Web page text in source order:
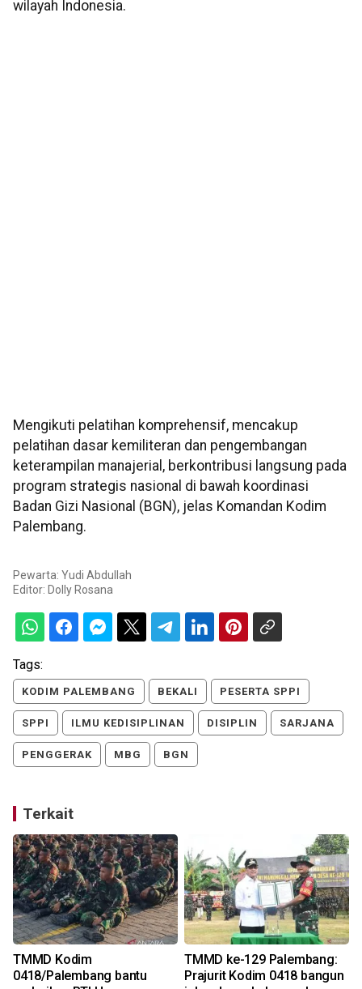
wilayah Indonesia.
Mengikuti pelatihan komprehensif, mencakup
pelatihan dasar kemiliteran dan pengembangan
keterampilan manajerial, berkontribusi langsung pada
program strategis nasional di bawah koordinasi
Badan Gizi Nasional (BGN), jelas Komandan Kodim
Palembang.
Pewarta: Yudi Abdullah
Editor: Dolly Rosana
Tags:
KODIM PALEMBANG BEKALI PESERTA SPPI
SPPI ILMU KEDISIPLINAN DISIPLIN SARJANA
PENGGERAK MBG BGN
Terkait
TMMD Kodim
0418/Palembang bantu
TMMD ke-129 Palembang:
Prajurit Kodim 0418 bangun